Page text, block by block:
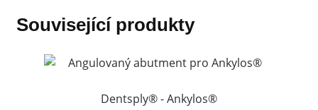
Související produkty
Dentsply® - Ankylos®